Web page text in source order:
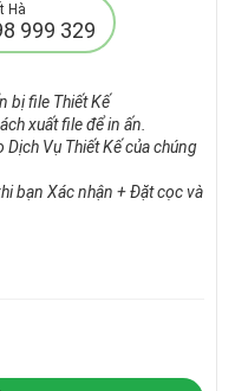
Hà
999 329
bị file Thiết Kế
xuất file để in ấn.
Vụ Thiết Kế của chúng
bạn Xác nhận + Đặt cọc và